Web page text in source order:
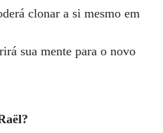
clonar a si mesmo em
sua mente para o novo